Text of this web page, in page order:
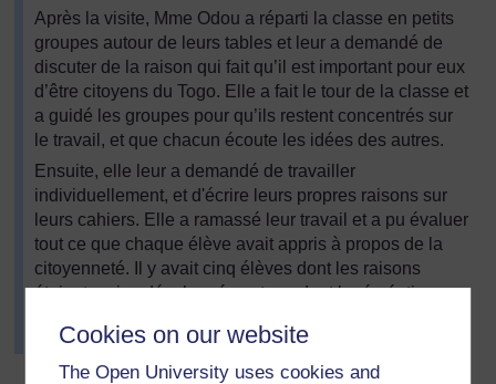
Cookies on our website
The Open University uses cookies and
Après la visite, Mme Odou a réparti la classe en petits
groupes autour de leurs tables et leur a demandé de
discuter de la raison qui fait qu’il est important pour eux
d’être citoyens du Togo. Elle a fait le tour de la classe et
a guidé les groupes pour qu’ils restent concentrés sur
le travail, et que chacun écoute les idées des autres.
Ensuite, elle leur a demandé de travailler
individuellement, et d'écrire leurs propres raisons sur
leurs cahiers. Elle a ramassé leur travail et a pu évaluer
tout ce que chaque élève avait appris à propos de la
citoyenneté. Il y avait cinq élèves dont les raisons
étaient moins développées et pendant la récréation,
savoir s’ils avaient compris les idées.